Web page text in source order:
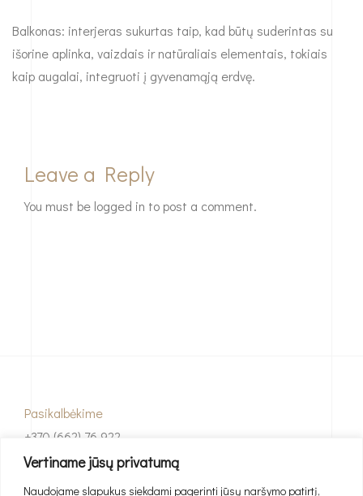
Vertiname jūsų privatumą
Naudojame slapukus siekdami pagerinti jūsų naršymo patirtį,
Balkonas: interjeras sukurtas taip, kad būtų suderintas su
išorine aplinka, vaizdais ir natūraliais elementais, tokiais
kaip augalai, integruoti į gyvenamąją erdvę.
Leave a Reply
You must be logged in to post a comment.
Pasikalbėkime
+370 (662) 76 922